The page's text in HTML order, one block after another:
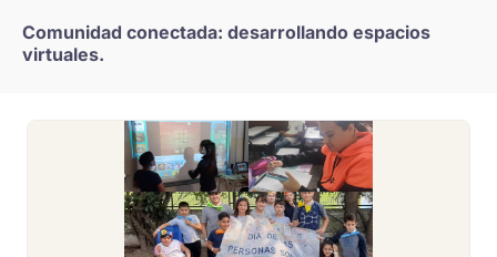
Comunidad conectada: desarrollando espacios
virtuales.